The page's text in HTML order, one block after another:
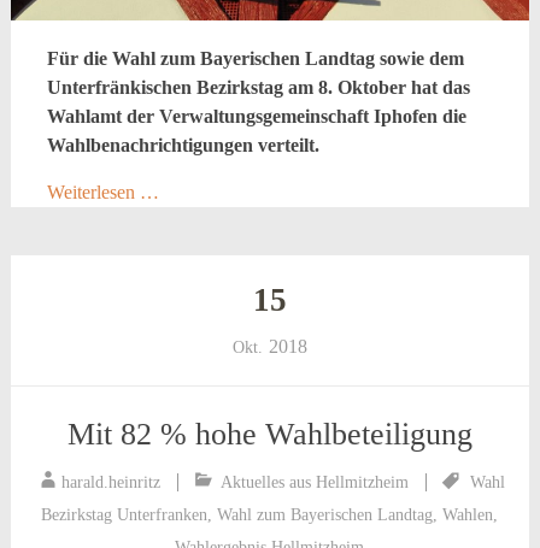
Für die Wahl zum Bayerischen Landtag sowie dem
Unterfränkischen Bezirkstag am 8. Oktober hat das
Wahlamt der Verwaltungsgemeinschaft Iphofen die
Wahlbenachrichtigungen verteilt.
Weiterlesen …
15
Okt. 2018
Mit 82 % hohe Wahlbeteiligung
harald.heinritz Aktuelles aus Hellmitzheim
Wahl
Bezirkstag Unterfranken ,Wahl zum Bayerischen Landtag ,Wahlen